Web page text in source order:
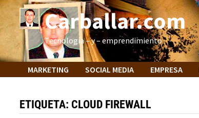
Saltar
contenido Carballar.com
Tecnología – y – emprendimiento
MARKETING SOCIAL MEDIA EMPRESA
ETIQUETA: CLOUD FIREWALL